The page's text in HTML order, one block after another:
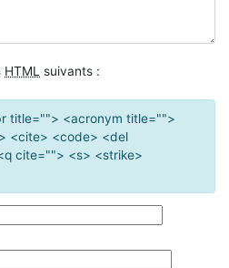
HTML suivants :
title=""> <acronym title="">
<cite> <code> <del
cite=""> <s> <strike>